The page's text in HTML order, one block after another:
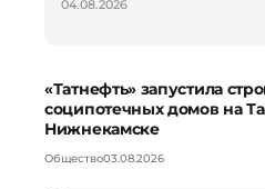
04.08.2026
«Татнефть» запустила
соципотечных домов на
Нижнекамске
Общество03.08.2026